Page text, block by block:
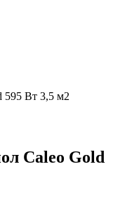
595 Вт 3,5 м2
Caleo Gold